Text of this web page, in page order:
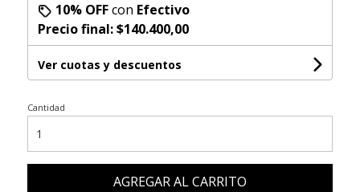
10% OFFcon Efectivo
Precio final:$140.400,00
Ver cuotas y descuentos
Cantidad
AGREGAR AL CARRITO